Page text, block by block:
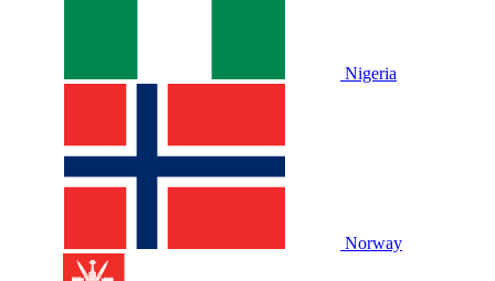
Nigeria
Norway